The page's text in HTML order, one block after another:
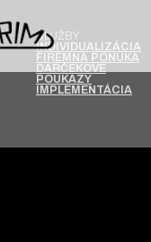
SLUŽBY
INDIVIDUALIZÁCIA
FIREMNÁ PONUKA
DARČEKOVÉ
POUKAZY
IMPLEMENTÁCIA